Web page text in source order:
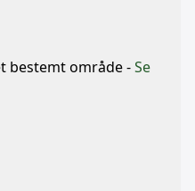
bestemt område -Se